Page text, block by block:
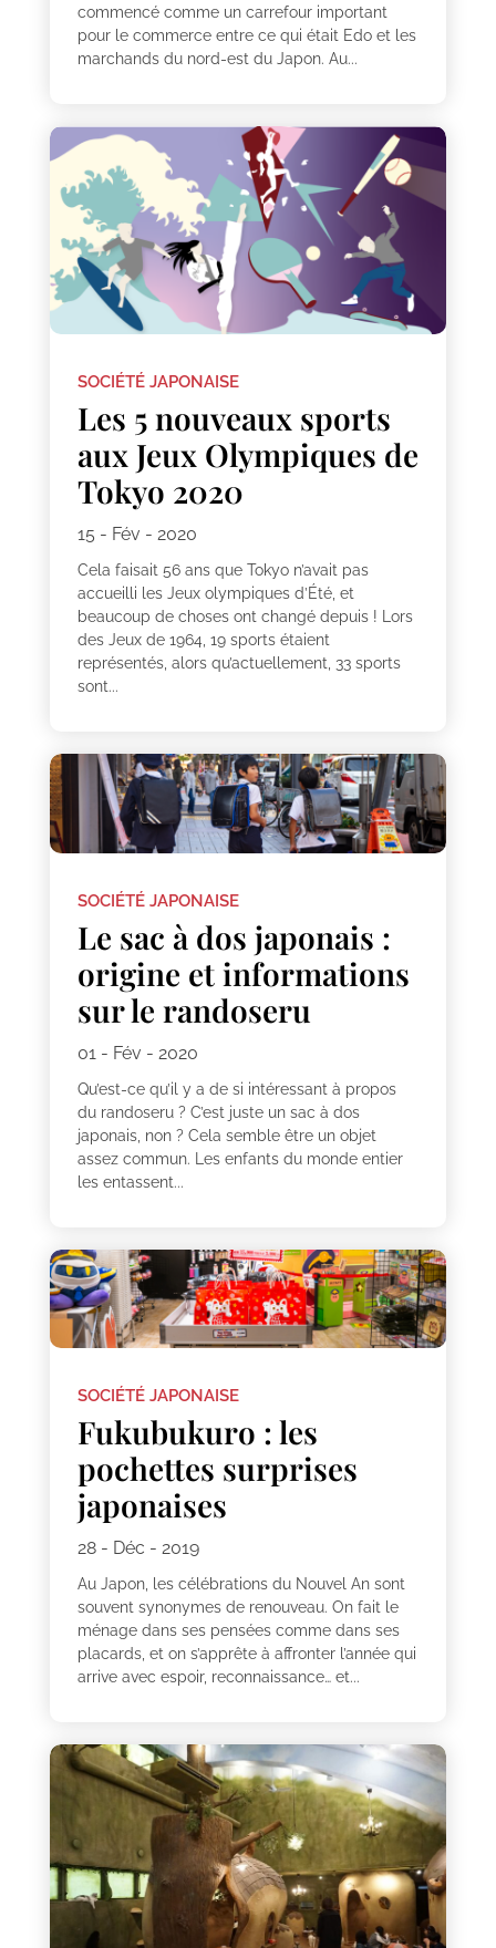
commencé comme un carrefour important
pour le commerce entre ce qui était Edo et les
marchands du nord-est du Japon. Au...
SOCIÉTÉ JAPONAISE
Les 5 nouveaux sports
aux Jeux Olympiques de
Tokyo 2020
15 - Fév - 2020
Cela faisait 56 ans que Tokyo n’avait pas
accueilli les Jeux olympiques d’Été, et
beaucoup de choses ont changé depuis ! Lors
des Jeux de 1964, 19 sports étaient
représentés, alors qu’actuellement, 33 sports
sont...
SOCIÉTÉ JAPONAISE
Le sac à dos japonais :
origine et informations
sur le randoseru
01 - Fév - 2020
Qu’est-ce qu’il y a de si intéressant à propos
du randoseru ? C’est juste un sac à dos
japonais, non ? Cela semble être un objet
assez commun. Les enfants du monde entier
les entassent...
SOCIÉTÉ JAPONAISE
Fukubukuro : les
pochettes surprises
japonaises
28 - Déc - 2019
Au Japon, les célébrations du Nouvel An sont
souvent synonymes de renouveau. On fait le
ménage dans ses pensées comme dans ses
placards, et on s’apprête à affronter l’année qui
arrive avec espoir, reconnaissance… et...